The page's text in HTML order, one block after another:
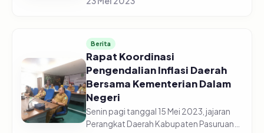
Berita
Rapat Koordinasi
Pengendalian Inflasi Daerah
Bersama Kementerian Dalam
Negeri
Senin pagi tanggal 15 Mei 2023, jajaran
Perangkat Daerah Kabupaten Pasuruan